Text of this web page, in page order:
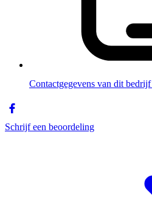
Contactgegevens van dit bedrijf
Schrijf een beoordeling